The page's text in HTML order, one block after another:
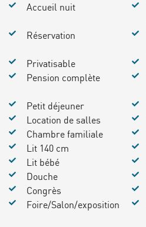
Accueil nuit
Réservation
Privatisable
Pension complète
Petit déjeuner
Location de salles
Chambre familiale
Lit 140 cm
Lit bébé
Douche
Congrès
Foire/Salon/exposition